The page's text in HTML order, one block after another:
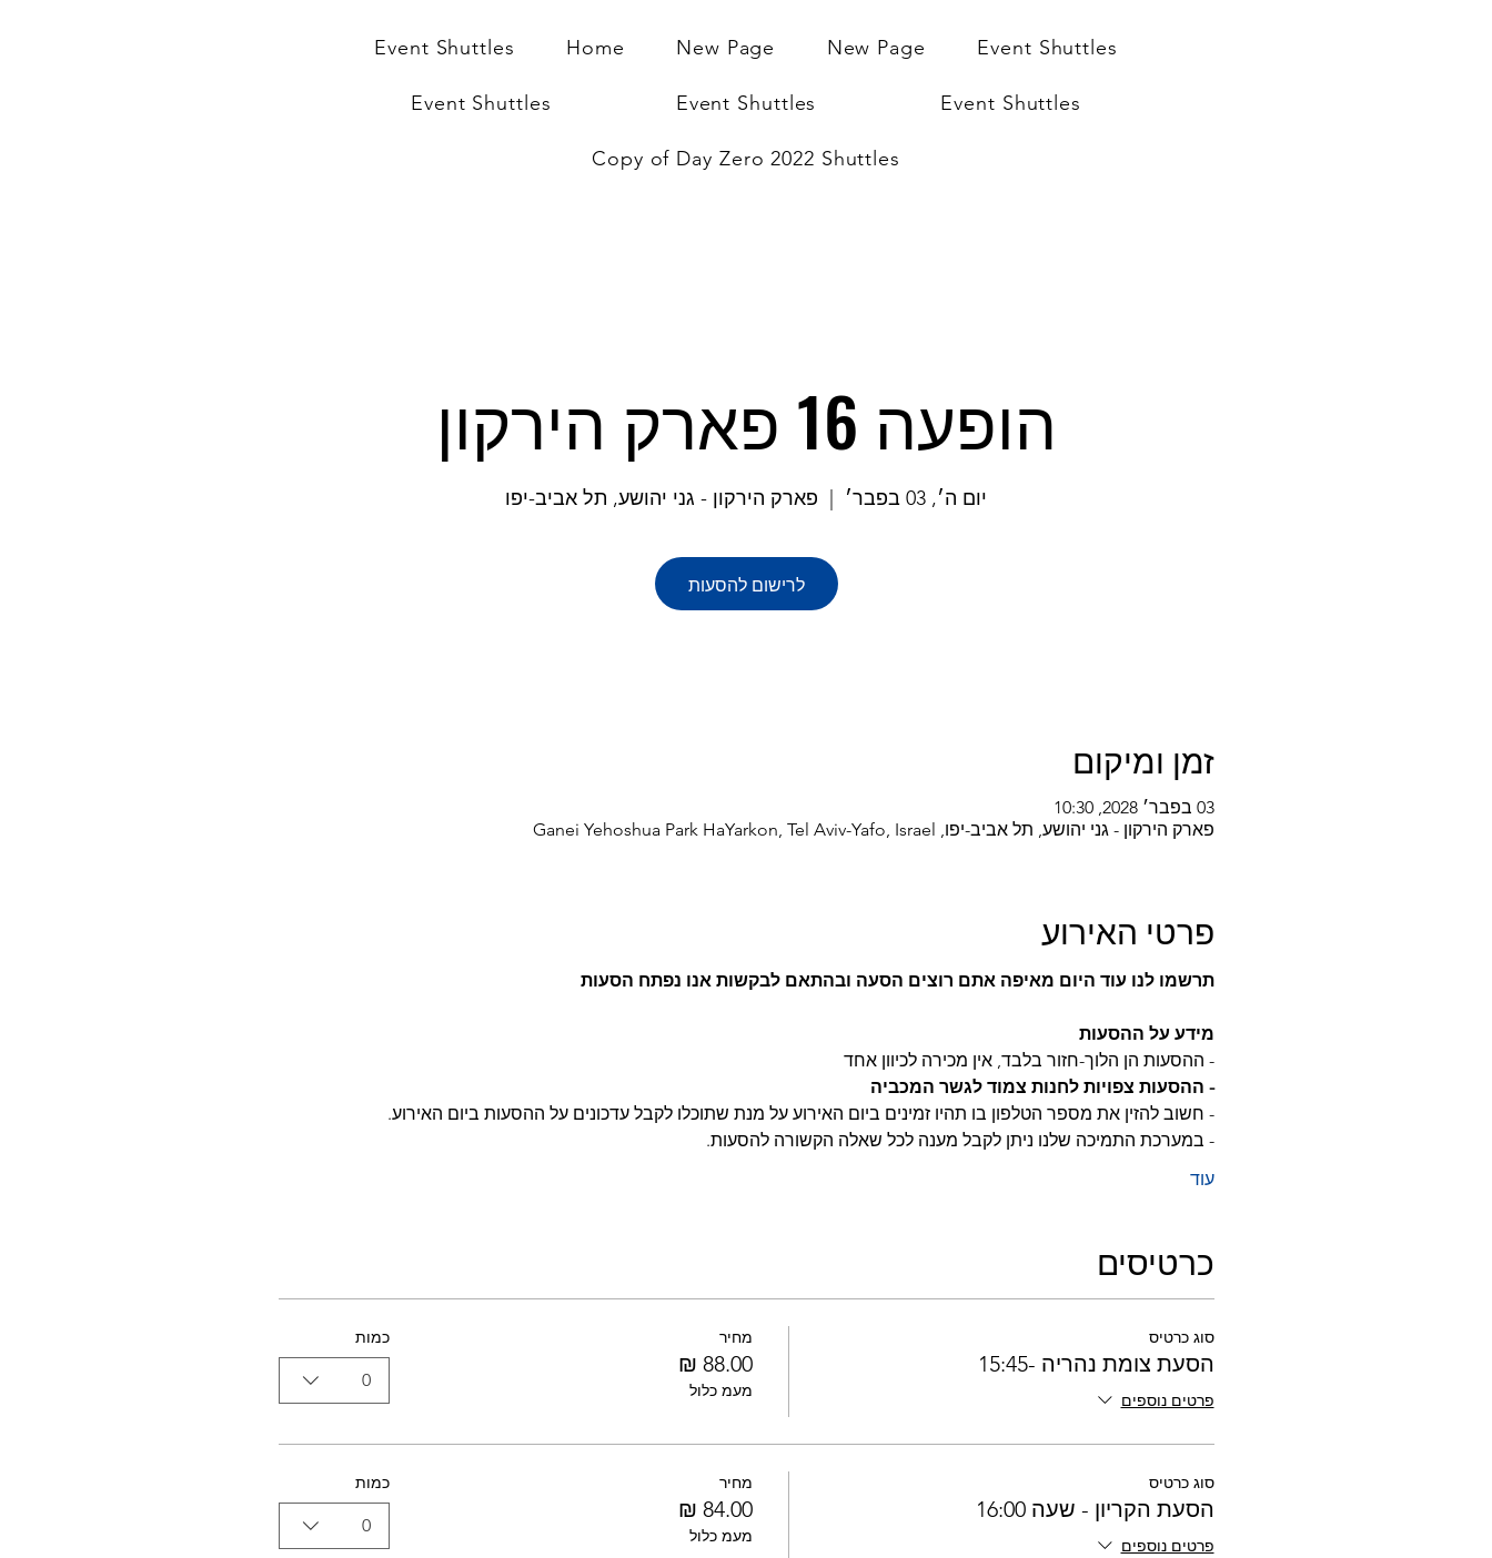
Event Shuttles Home New Page New Page Event Shuttles
Event Shuttles Event Shuttles Event Shuttles
Copy of Day Zero 2022 Shuttles
הופעה 16 פארק הירקון
יום ה׳, 03 בפבר׳ פארק הירקון - גני יהושע, תל אביב-יפו
לרישום להסעות
זמן ומיקום
03 בפבר׳ 2028, 10:30
פארק הירקון - גני יהושע, תל אביב-יפו, Ganei Yehoshua Park HaYarkon, Tel Aviv-Yafo, Israel
פרטי האירוע
תרשמו לנו עוד היום מאיפה אתם רוצים הסעה ובהתאם לבקשות אנו נפתח הסעות
מידע על ההסעות
- ההסעות הן הלוך-חזור בלבד, אין מכירה לכיוון אחד
- ההסעות צפויות לחנות צמוד לגשר המכביה
- חשוב להזין את מספר הטלפון בו תהיו זמינים ביום האירוע על מנת שתוכלו לקבל עדכונים על ההסעות ביום האירוע.
- במערכת התמיכה שלנו ניתן לקבל מענה לכל שאלה הקשורה להסעות.
עוד
כרטיסים
סוג כרטיס
הסעת צומת נהריה -15:45
פרטים נוספים
מחיר
מעמ כלול
כמות
0
סוג כרטיס
הסעת הקריון - שעה 16:00
פרטים נוספים
מחיר
מעמ כלול
כמות
0